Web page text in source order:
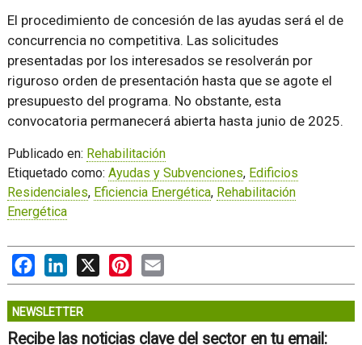
El procedimiento de concesión de las ayudas será el de
concurrencia no competitiva. Las solicitudes
presentadas por los interesados se resolverán por
riguroso orden de presentación hasta que se agote el
presupuesto del programa. No obstante, esta
convocatoria permanecerá abierta hasta junio de 2025.
Publicado en: Rehabilitación
Etiquetado como: Ayudas y Subvenciones, Edificios
Residenciales, Eficiencia Energética, Rehabilitación
Energética
FacebookLinkedIn
X PinterestEmail
NEWSLETTER
Recibe las noticias clave del sector en tu email: